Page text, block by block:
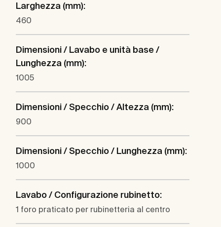
Larghezza (mm):
460
Dimensioni / Lavabo e unità base /
Lunghezza (mm):
1005
Dimensioni / Specchio / Altezza (mm):
900
Dimensioni / Specchio / Lunghezza (mm):
1000
Lavabo / Configurazione rubinetto:
1 foro praticato per rubinetteria al centro